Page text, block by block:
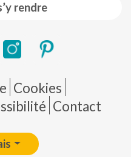
rendre
de página
Cookies
Contact